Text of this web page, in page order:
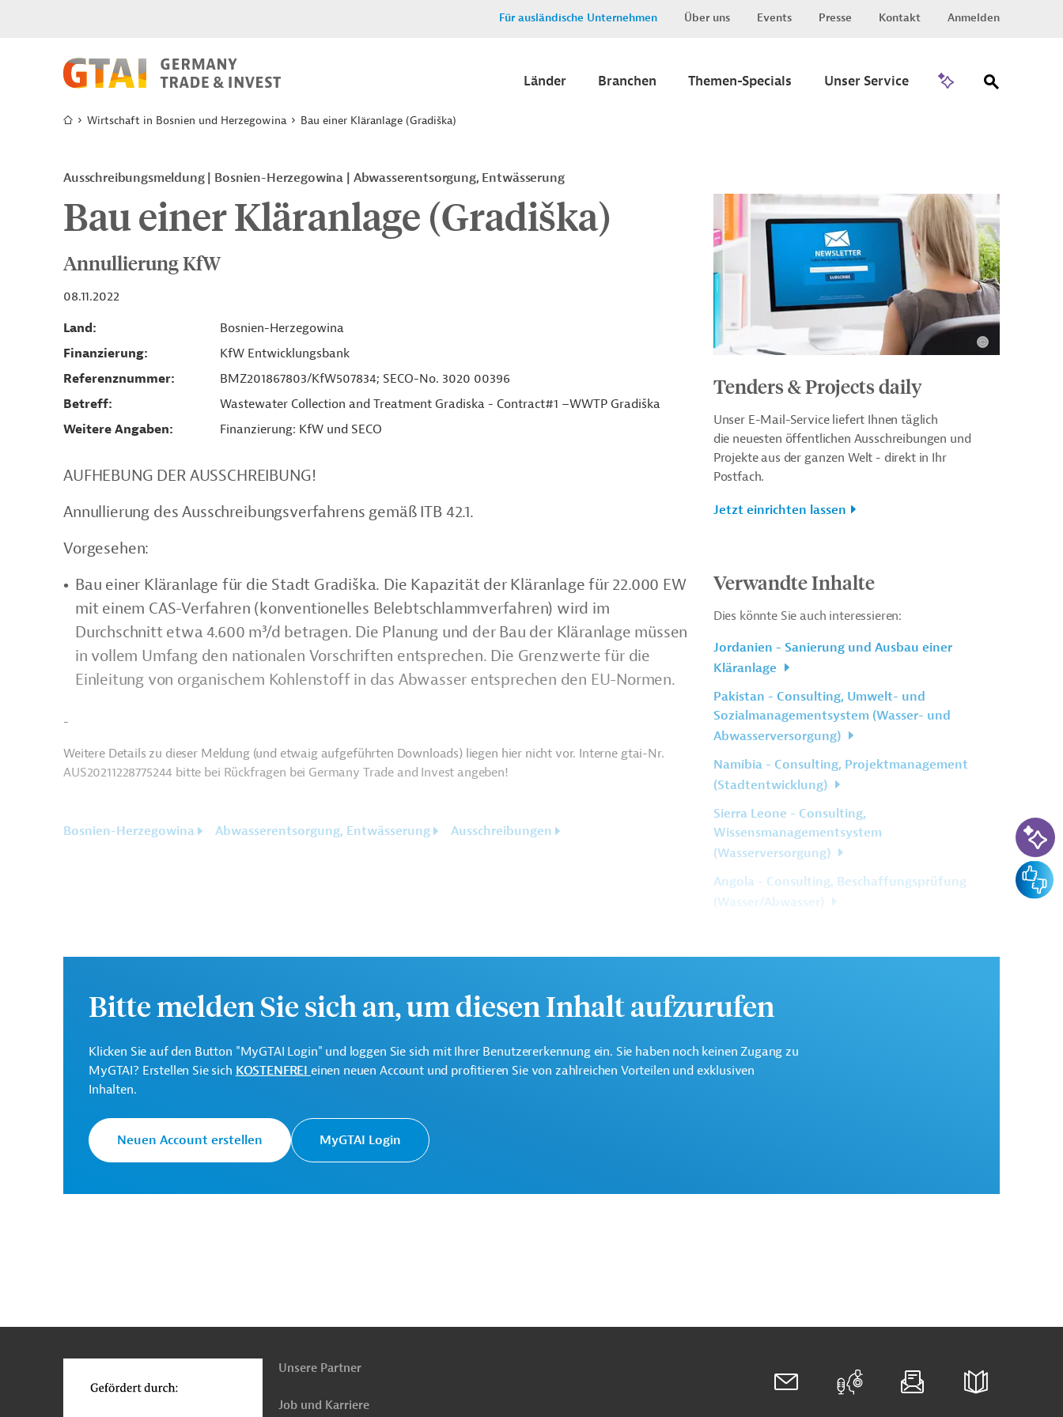
Für ausländische Unternehmen Über uns Events Presse Kontakt Anmelden
Länder Branchen Themen-Specials Unser Service
Wirtschaft in Bosnien und Herzegowina Bau einer Kläranlage (Gradiška)
Ausschreibungsmeldung Bosnien-Herzegowina Abwasserentsorgung, Entwässerung
Bau einer Kläranlage (Gradiška)
Annullierung KfW
08.11.2022
Land
Bosnien-Herzegowina
Finanzierung
KfW Entwicklungsbank
Referenznummer
BMZ201867803/KfW507834; SECO-No. 3020 00396
Betreff
Wastewater Collection and Treatment Gradiska - Contract#1 –WWTP Gradiška
Weitere Angaben
Finanzierung: KfW und SECO
AUFHEBUNG DER AUSSCHREIBUNG!
Annullierung des Ausschreibungsverfahrens gemäß ITB 42.1.
Vorgesehen:
Bau einer Kläranlage für die Stadt Gradiška. Die Kapazität der Kläranlage für 22.000 EW
mit einem CAS-Verfahren (konventionelles Belebtschlammverfahren) wird im
Durchschnitt etwa 4.600 m³/d betragen. Die Planung und der Bau der Kläranlage müssen
in vollem Umfang den nationalen Vorschriften entsprechen. Die Grenzwerte für die
Einleitung von organischem Kohlenstoff in das Abwasser entsprechen den EU-Normen.
-
Weitere Details zu dieser Meldung (und etwaig aufgeführten Downloads) liegen hier nicht vor. Interne gtai-Nr.
AUS20211228775244 bitte bei Rückfragen bei Germany Trade and Invest angeben!
Bosnien-Herzegowina Abwasserentsorgung, Entwässerung Ausschreibungen
Tenders & Projects daily
Unser E-Mail-Service liefert Ihnen täglich
die neuesten öffentlichen Ausschreibungen und
Projekte aus der ganzen Welt - direkt in Ihr
Postfach.
Jetzt einrichten lassen
Verwandte Inhalte
Dies könnte Sie auch interessieren:
Jordanien - Sanierung und Ausbau einer
Kläranlage
Pakistan - Consulting, Umwelt- und
Sozialmanagementsystem (Wasser- und
Abwasserversorgung)
Namibia - Consulting, Projektmanagement
(Stadtentwicklung)
Sierra Leone - Consulting,
Wissensmanagementsystem
(Wasserversorgung)
Angola - Consulting, Beschaffungsprüfung
(Wasser/Abwasser)
Bitte melden Sie sich an, um diesen Inhalt aufzurufen
Klicken Sie auf den Button "MyGTAI Login" und loggen Sie sich mit Ihrer Benutzererkennung ein. Sie haben noch keinen Zugang zu
MyGTAI? Erstellen Sie sich KOSTENFREI einen neuen Account und profitieren Sie von zahlreichen Vorteilen und exklusiven
Inhalten.
Neuen Account erstellen MyGTAI Login
oben
Unsere Partner
Job und Karriere
KI-